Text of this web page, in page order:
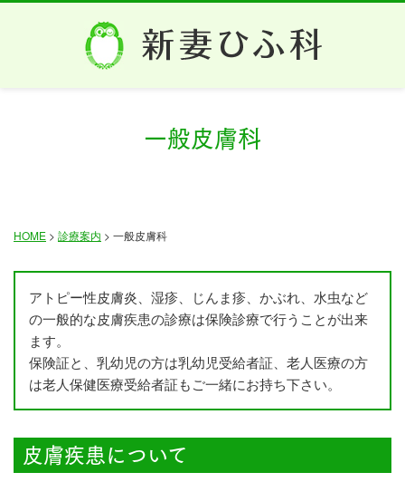
一般皮膚科
HOME > 診療案内 > 一般皮膚科
アトピー性皮膚炎、湿疹、じんま疹、かぶれ、水虫など
の一般的な皮膚疾患の診療は保険診療で行うことが出来
ます。
保険証と、乳幼児の方は乳幼児受給者証、老人医療の方
は老人保健医療受給者証もご一緒にお持ち下さい。
皮膚疾患について